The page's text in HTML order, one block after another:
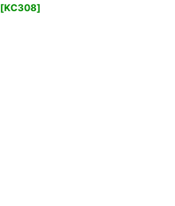
[KC308]